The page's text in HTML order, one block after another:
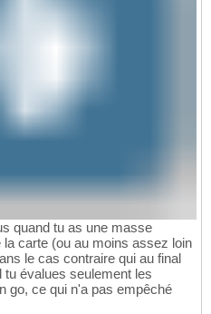
quand tu as une masse
carte (ou au moins assez loin
le cas contraire qui au final
évalues seulement les
go, ce qui n'a pas empêché